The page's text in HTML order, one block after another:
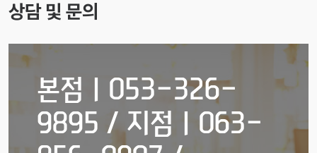
상담 및 문의
본점ㅣ053-326-
9895 / 지점ㅣ063-